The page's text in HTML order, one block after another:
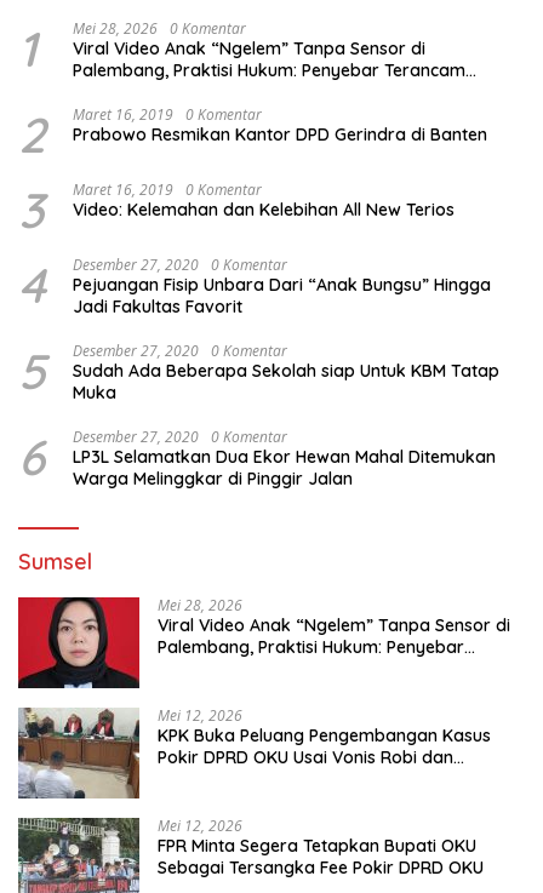
1 Mei 28, 2026 0 Komentar
Viral Video Anak “Ngelem” Tanpa Sensor di
Palembang, Praktisi Hukum: Penyebar Terancam
2 Maret 16, 2019 0 Komentar
Prabowo Resmikan Kantor DPD Gerindra di Banten
3 Maret 16, 2019 0 Komentar
Video: Kelemahan dan Kelebihan All New Terios
4 Desember 27, 2020 0 Komentar
Pejuangan Fisip Unbara Dari “Anak Bungsu” Hingga
Jadi Fakultas Favorit
5 Desember 27, 2020 0 Komentar
Sudah Ada Beberapa Sekolah siap Untuk KBM Tatap
Muka
6 Desember 27, 2020 0 Komentar
LP3L Selamatkan Dua Ekor Hewan Mahal Ditemukan
Warga Melinggkar di Pinggir Jalan
Sumsel
Mei 28, 2026
Viral Video Anak “Ngelem” Tanpa Sensor di
Palembang, Praktisi Hukum: Penyebar
Mei 12, 2026
KPK Buka Peluang Pengembangan Kasus
Pokir DPRD OKU Usai Vonis Robi dan
Mei 12, 2026
FPR Minta Segera Tetapkan Bupati OKU
Sebagai Tersangka Fee Pokir DPRD OKU